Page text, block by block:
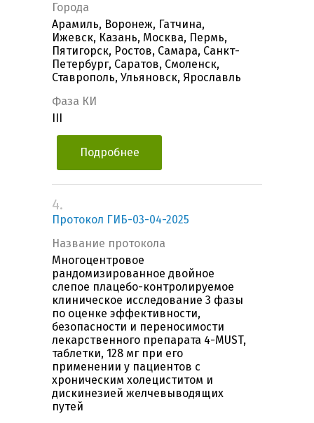
Города
Арамиль, Воронеж, Гатчина,
Ижевск, Казань, Москва, Пермь,
Пятигорск, Ростов, Самара, Санкт-
Петербург, Саратов, Смоленск,
Ставрополь, Ульяновск, Ярославль
Фаза КИ
Подробнее
4.
Протокол ГИБ-03-04-2025
Название протокола
Многоцентровое
рандомизированное двойное
слепое плацебо-контролируемое
клиническое исследование 3 фазы
по оценке эффективности,
безопасности и переносимости
лекарственного препарата 4-MUST,
таблетки, 128 мг при его
применении у пациентов с
хроническим холециститом и
дискинезией желчевыводящих
путей